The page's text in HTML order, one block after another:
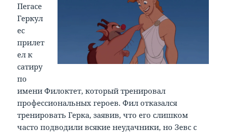
Пегасе
Геркул
ес
прилет
ел к
сатиру
по
имени Филоктет, который тренировал
профессиональных героев. Фил отказался
тренировать Герка, заявив, что его слишком
часто подводили всякие неудачники, но Зевс с